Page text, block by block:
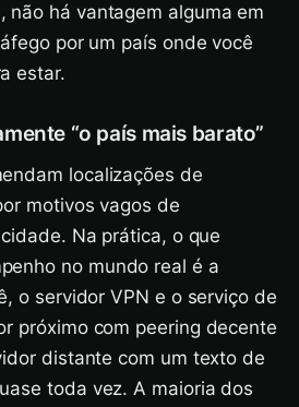
não há vantagem alguma em
por um país onde você
estar.
“o país mais barato”
localizações de
motivos vagos de
Na prática, o que
no mundo real é a
o servidor VPN e o serviço de
próximo com peering decente
distante com um texto de
toda vez. A maioria dos